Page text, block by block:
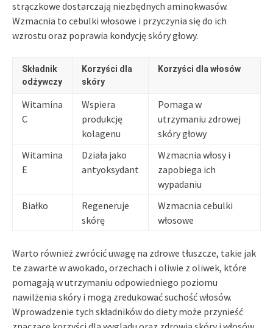
strączkowe dostarczają niezbędnych aminokwasów.
Wzmacnia to cebulki włosowe i przyczynia się do ich
wzrostu oraz poprawia kondycję skóry głowy.
Składnik
odżywczy
Korzyści dla
skóry
Korzyści dla włosów
Witamina
C
Wspiera
produkcję
kolagenu
Pomaga w
utrzymaniu zdrowej
skóry głowy
Witamina
E
Działa jako
antyoksydant
Wzmacnia włosy i
zapobiega ich
wypadaniu
Białko
Regeneruje
skórę
Wzmacnia cebulki
włosowe
Warto również zwrócić uwagę na zdrowe tłuszcze, takie jak
te zawarte w awokado, orzechach i oliwie z oliwek, które
pomagają w utrzymaniu odpowiedniego poziomu
nawilżenia skóry i mogą zredukować suchość włosów.
Wprowadzenie tych składników do diety może przynieść